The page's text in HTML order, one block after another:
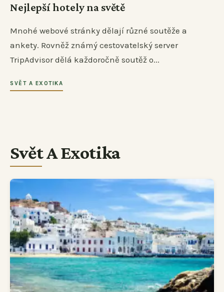
Nejlepší hotely na světě
Mnohé webové stránky dělají různé soutěže a
ankety. Rovněž známý cestovatelský server
TripAdvisor dělá každoročně soutěž o...
SVĚT A EXOTIKA
Svět A Exotika